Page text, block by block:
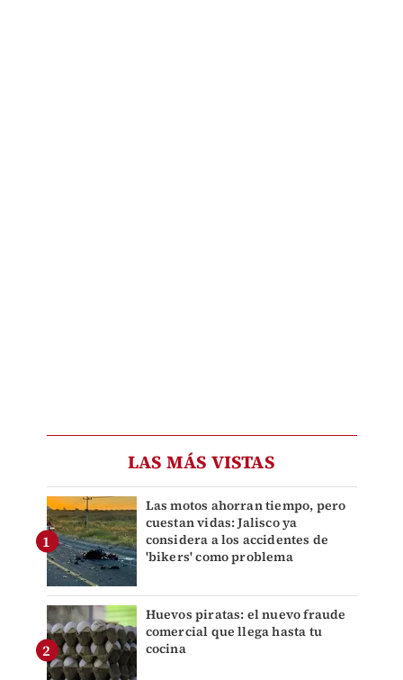
LAS MÁS VISTAS
Las motos ahorran tiempo, pero
cuestan vidas: Jalisco ya
considera a los accidentes de
'bikers' como problema
Huevos piratas: el nuevo fraude
comercial que llega hasta tu
cocina